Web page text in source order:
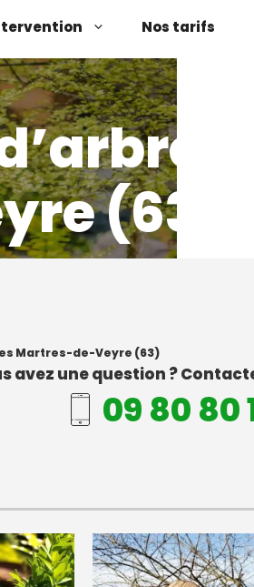
Nos tarifs
(63)
Martres-de-Veyre (63)
avez une question ?
09 80 80